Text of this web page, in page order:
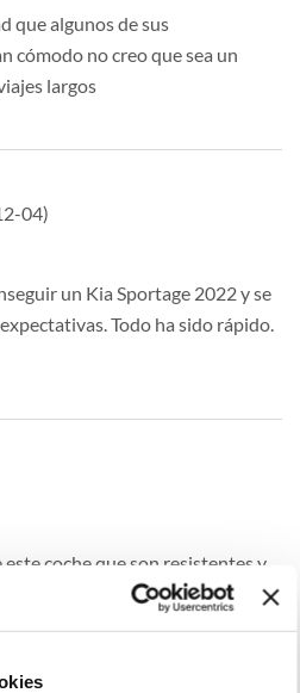
que algunos de sus
cómodo no creo que sea un
largos
04)
un Kia Sportage 2022 y se
Todo ha sido rápido.
coche que son resistentes y
estabilidad en cualquier tipo de